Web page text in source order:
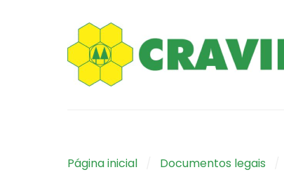
Página inicial Documentos legais